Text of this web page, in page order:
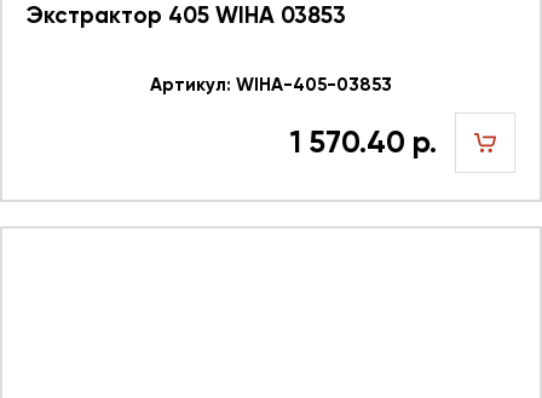
Экстрактор 405 WIHA 03853
Артикул: WIHA-405-03853
1 570.40 р.